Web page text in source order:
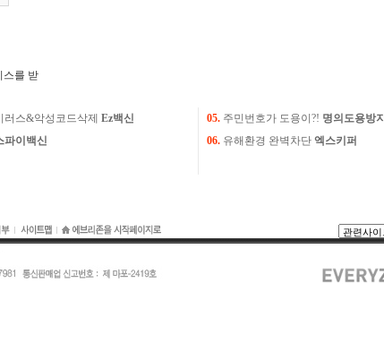
스를 받
러스&악성코드삭제 Ez백신 05. 주민번호가 도용이?! 명의도용방지
파이백신 06. 유해환경 완벽차단 엑스키퍼